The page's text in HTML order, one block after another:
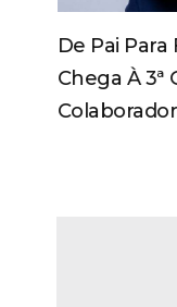
De Pai
Chega À 3ª